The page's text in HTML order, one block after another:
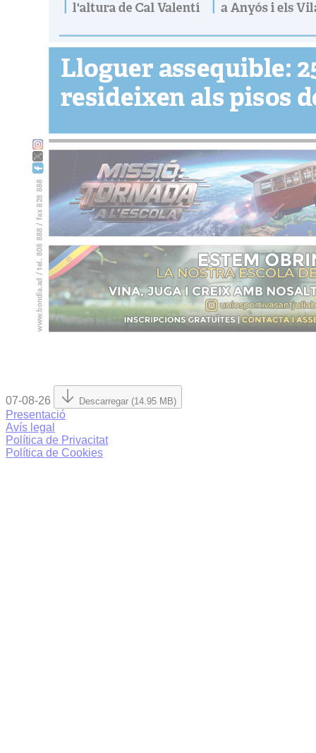
07-08-26 Descarregar (14.95 MB)
Presentació
Avís legal
Política de Privacitat
Política de Cookies